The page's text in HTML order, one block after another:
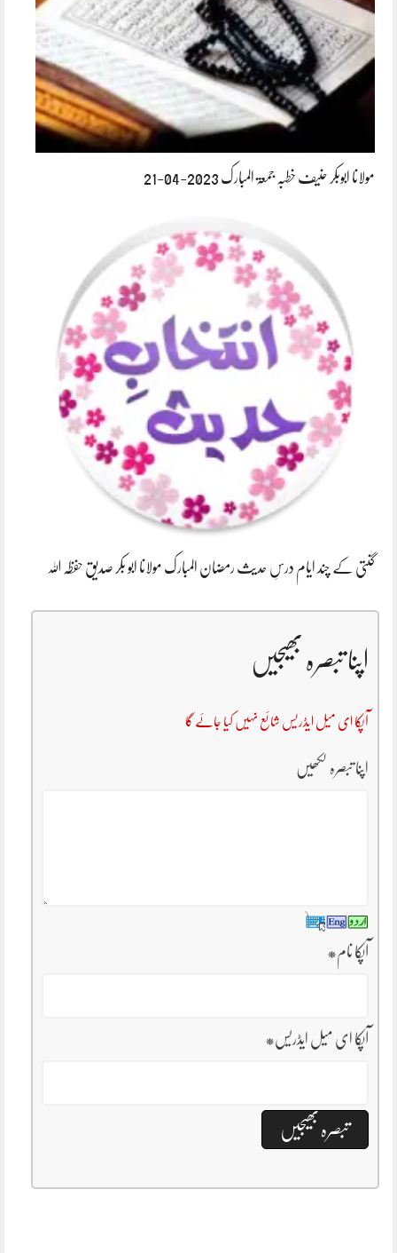
مولانا ابوبکر حنیف خطبہ جمعۃ المبارک 2023-04-21
گنتی کے چند ایام درسِ حدیث رمضان المبارک مولانا ابو بکر صدیق حفظہ اللہ
اپنا تبصرہ بھیجیں
آپکا ای میل ایڈریس شائع نہیں کیا جائے گا
اپنا تبصرہ لکھیں
آپکا نام*
آپکا ای میل ایڈریس*